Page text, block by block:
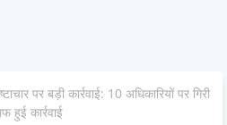
पर बड़ी कार्रवाई: 10 अधिकारियों पर गिरी
हुई कार्रवाई